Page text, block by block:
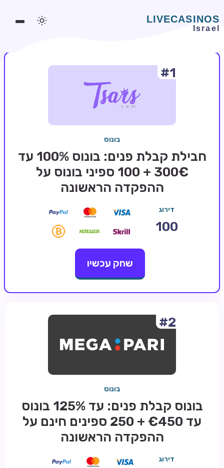
משחקים אונליין
בלאקג'ק אונליין
בונוסים בקזינו אונליין
טיפים
#1
בונוס
חבילת קבלת פנים: בונוס 100% עד
300€ + 100 ספיני בונוס על
ההפקדה הראשונה
דירוג
100
שחק עכשיו
#2
בונוס
בונוס קבלת פנים: עד 125% בונוס
עד €450 + 250 ספינים חינם על
ההפקדה הראשונה
דירוג